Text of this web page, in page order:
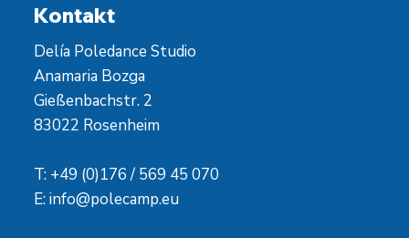
Kontakt
Delía Poledance Studio
Anamaria Bozga
Gießenbachstr. 2
83022 Rosenheim
T: +49 (0)176 / 569 45 070
E:info@polecamp.eu